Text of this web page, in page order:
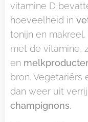
vitamine D
hoeveelheid in
tonijn en makreel.
met de vitamine,
en
bron. Vegetariërs
dan weer uit
champignons.